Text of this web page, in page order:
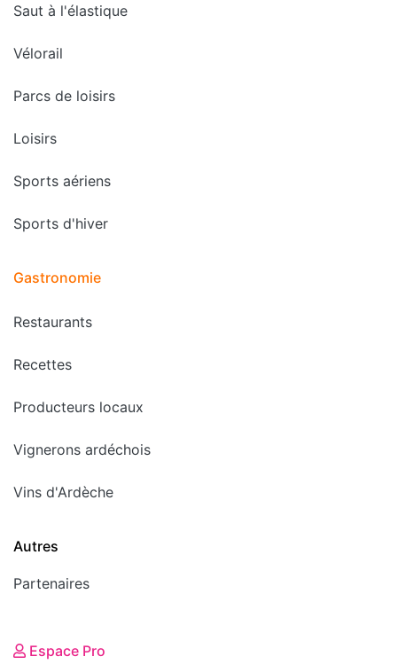
Saut à l'élastique
Vélorail
Parcs de loisirs
Loisirs
Sports aériens
Sports d'hiver
Gastronomie
Restaurants
Recettes
Producteurs locaux
Vignerons ardéchois
Vins d'Ardèche
Autres
Partenaires
Espace Pro